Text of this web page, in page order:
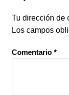
Tu dirección de
Los campos
Comentario *